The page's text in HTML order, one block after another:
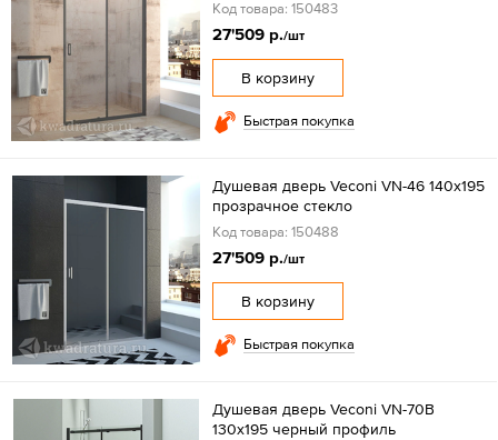
Код товара: 150483
27'509 р./шт
В корзину
Быстрая покупка
Душевая дверь Veconi VN-46 140x195
прозрачное стекло
Код товара: 150488
27'509 р./шт
В корзину
Быстрая покупка
Душевая дверь Veconi VN-70B
130x195 черный профиль